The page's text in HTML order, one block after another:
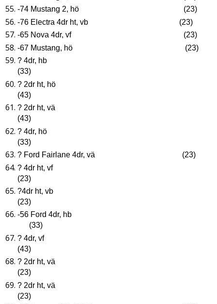
-74 Mustang 2, hö (23)
-76 Electra 4dr ht, vb (23)
-65 Nova 4dr, vf (23)
-67 Mustang, hö (23)
? 4dr, hb
(33)
? 2dr ht, hö
(43)
? 2dr ht, vä
(43)
? 4dr, hö
(33)
? Ford Fairlane 4dr, vä (23)
? 4dr ht, vf
(23)
?4dr ht, vb
(23)
-56 Ford 4dr, hb
(33)
? 4dr, vf
(43)
? 2dr ht, vä
(23)
? 2dr ht, vä
(23)